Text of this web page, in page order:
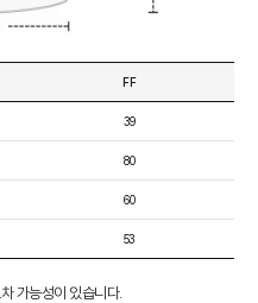
FF
39
80
60
53
가능성이 있습니다.